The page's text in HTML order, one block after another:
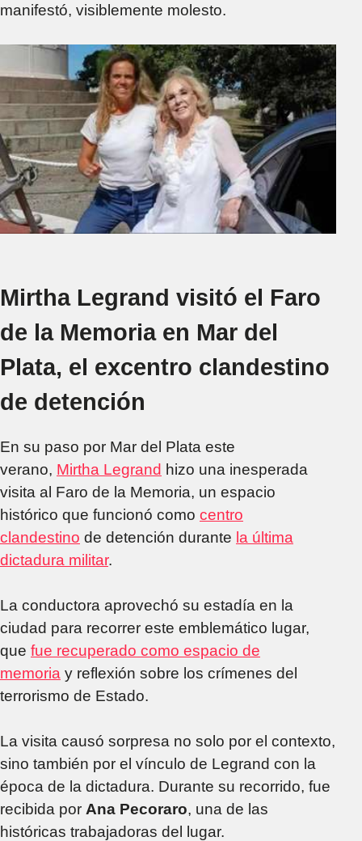
manifestó, visiblemente molesto.
Mirtha Legrand visitó el Faro
de la Memoria en Mar del
Plata, el excentro clandestino
de detención
En su paso por Mar del Plata este
verano, Mirtha Legrand hizo una inesperada
visita al Faro de la Memoria, un espacio
histórico que funcionó como centro
clandestino de detención durante la última
dictadura militar.
La conductora aprovechó su estadía en la
ciudad para recorrer este emblemático lugar,
que fue recuperado como espacio de
memoria y reflexión sobre los crímenes del
terrorismo de Estado.
La visita causó sorpresa no solo por el contexto,
sino también por el vínculo de Legrand con la
época de la dictadura. Durante su recorrido, fue
recibida por Ana Pecoraro, una de las
históricas trabajadoras del lugar.